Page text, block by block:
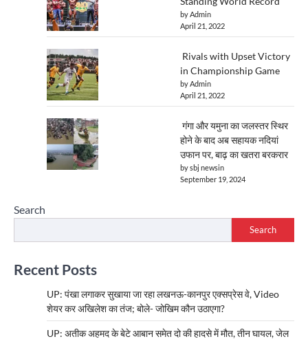
by Admin
April 21, 2022
Rivals with Upset Victory
in Championship Game
by Admin
April 21, 2022
गंगा और यमुना का जलस्तर स्थिर
होने के बाद अब सहायक नदियां
उफान पर, बाढ़ का खतरा बरकरार
by sbj newsin
September 19, 2024
Search
Search
Recent Posts
UP: पंखा लगाकर सुखाया जा रहा लखनऊ-कानपुर एक्सप्रेस वे, Video
शेयर कर अखिलेश का तंज; बोले- जोखिम कौन उठाएगा?
UP: अतीक अहमद के बेटे आबान समेत दो की हादसे में मौत, तीन घायल, जेल